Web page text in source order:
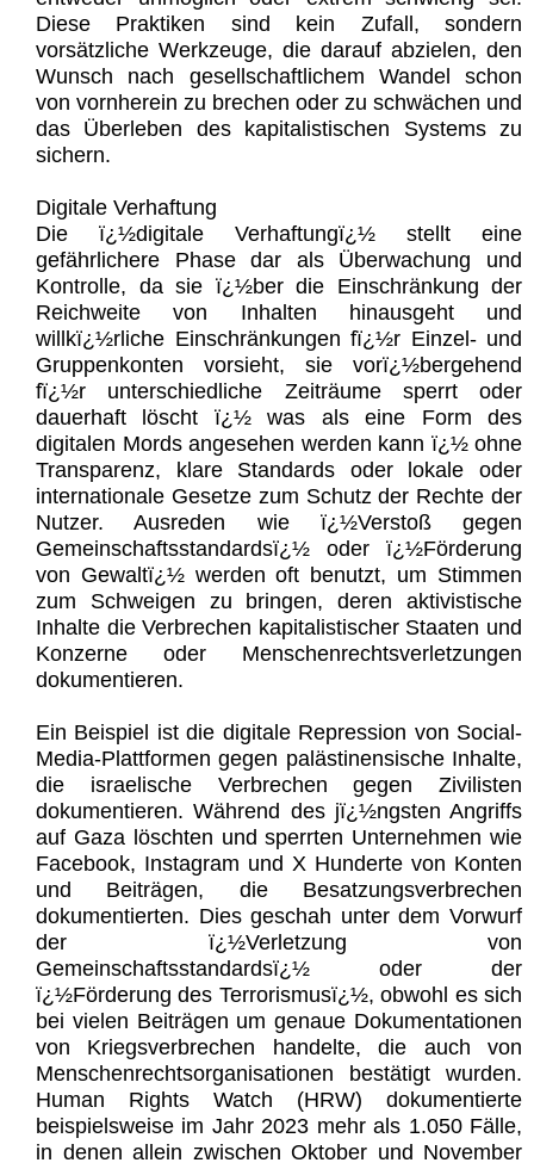
Diese Praktiken sind kein Zufall, sondern
vorsätzliche Werkzeuge, die darauf abzielen, den
Wunsch nach gesellschaftlichem Wandel schon
von vornherein zu brechen oder zu schwächen und
das Überleben des kapitalistischen Systems zu
sichern.
Digitale Verhaftung
Die ï¿½digitale Verhaftungï¿½ stellt eine
gefährlichere Phase dar als Überwachung und
Kontrolle, da sie ï¿½ber die Einschränkung der
Reichweite von Inhalten hinausgeht und
willkï¿½rliche Einschränkungen fï¿½r Einzel- und
Gruppenkonten vorsieht, sie vorï¿½bergehend
fï¿½r unterschiedliche Zeiträume sperrt oder
dauerhaft löscht ï¿½ was als eine Form des
digitalen Mords angesehen werden kann ï¿½ ohne
Transparenz, klare Standards oder lokale oder
internationale Gesetze zum Schutz der Rechte der
Nutzer. Ausreden wie ï¿½Verstoß gegen
Gemeinschaftsstandardsï¿½ oder ï¿½Förderung
von Gewaltï¿½ werden oft benutzt, um Stimmen
zum Schweigen zu bringen, deren aktivistische
Inhalte die Verbrechen kapitalistischer Staaten und
Konzerne oder Menschenrechtsverletzungen
dokumentieren.
Ein Beispiel ist die digitale Repression von Social-
Media-Plattformen gegen palästinensische Inhalte,
die israelische Verbrechen gegen Zivilisten
dokumentieren. Während des jï¿½ngsten Angriffs
auf Gaza löschten und sperrten Unternehmen wie
Facebook, Instagram und X Hunderte von Konten
und Beiträgen, die Besatzungsverbrechen
dokumentierten. Dies geschah unter dem Vorwurf
der ï¿½Verletzung von
Gemeinschaftsstandardsï¿½ oder der
ï¿½Förderung des Terrorismusï¿½, obwohl es sich
bei vielen Beiträgen um genaue Dokumentationen
von Kriegsverbrechen handelte, die auch von
Menschenrechtsorganisationen bestätigt wurden.
Human Rights Watch (HRW) dokumentierte
beispielsweise im Jahr 2023 mehr als 1.050 Fälle,
in denen allein zwischen Oktober und November